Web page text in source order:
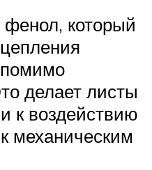
который
помимо
делает листы
к воздействию
механическим